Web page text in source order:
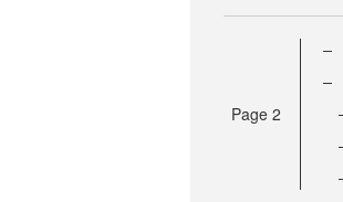
Page 2